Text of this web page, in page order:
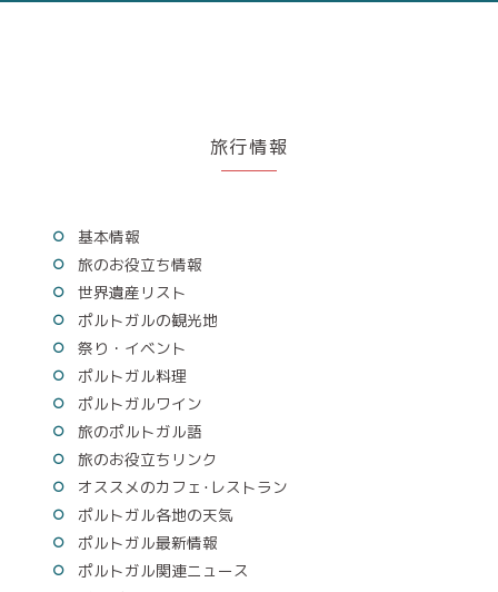
旅行情報
基本情報
旅のお役立ち情報
世界遺産リスト
ポルトガルの観光地
祭り・イベント
ポルトガル料理
ポルトガルワイン
旅のポルトガル語
旅のお役立ちリンク
オススメのカフェ･レストラン
ポルトガル各地の天気
ポルトガル最新情報
ポルトガル関連ニュース